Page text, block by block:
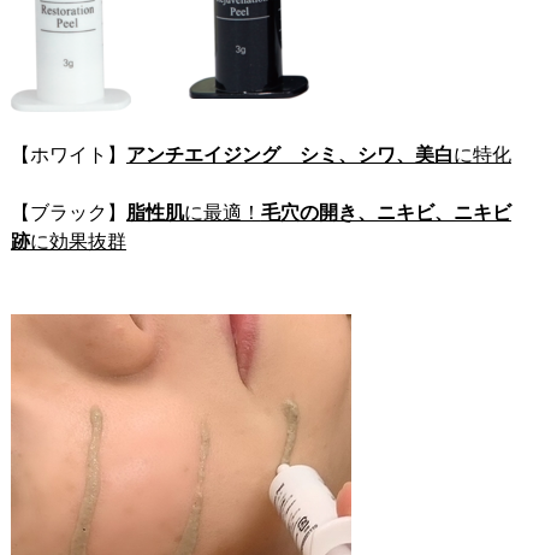
【ホワイト】 アンチエイジング シミ、シワ、美白に特化
【ブラック】 脂性肌に最適！ 毛穴の開き、ニキビ、ニキビ
跡に効果抜群